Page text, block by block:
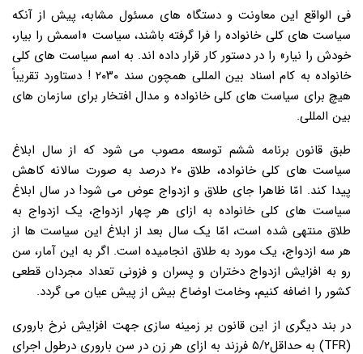
فی الواقع این معاونت و دستگاه های مسئول مشابه، پیش از آنکه
سیاست های کلی خانواده را فرا گرفته باشند، سیاست «اسمش را بیار،
خودش را نیار» را در دستور کار قرار داده اند. به اسم سیاست های کلی
خانواده به کام اسناد بین المللی همچون سند ۲۰۳۰ ! دستاورد تقریباً
هیچ برای سیاست های کلی خانواده و مدال افتخار برای سازمان های
بین المللی.
طبق قانون برنامه ششم توسعه مصوب می شود که از سال ابلاغ
سیاست های کلی خانواده، طلاق ۲۰ درصد به صورت سالانه کاهش
پیدا کند. امّا ظاهرا جای طلاق و ازدواج عوض می شود! در سال ابلاغ
سیاست های کلی خانواده به ازای هر چهار ازدواج، یک ازدواج به
طلاق منتهی شده است، امّا یک سال بعد از ابلاغ این سیاست ها از
هر سه ازدواج، یک مورد به طلاق انجامیده است. اگر به این آمار، سن
رو به افزایش ازدواج دختران و پسران و فزونی تعداد مجردان قطعی
کشور را اضافه کنیم، وخامت اوضاع بیش از پیش عیان می گردد.
در بند دیگری از این قانون بر زمینه سازی جهت افزایش نرخ باروری
(TFR) به حداقل۵/۲ فرزند به ازای هر زن در سن باروری درطول اجرای